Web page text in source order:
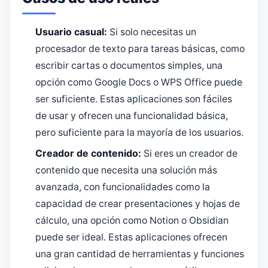
Usuario casual: Si solo necesitas un
procesador de texto para tareas básicas, como
escribir cartas o documentos simples, una
opción como Google Docs o WPS Office puede
ser suficiente. Estas aplicaciones son fáciles
de usar y ofrecen una funcionalidad básica,
pero suficiente para la mayoría de los usuarios.
Creador de contenido: Si eres un creador de
contenido que necesita una solución más
avanzada, con funcionalidades como la
capacidad de crear presentaciones y hojas de
cálculo, una opción como Notion o Obsidian
puede ser ideal. Estas aplicaciones ofrecen
una gran cantidad de herramientas y funciones